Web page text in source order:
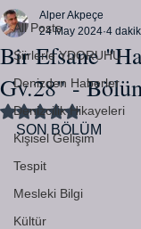
All Posts
Şiirlerle YDORUHU
Denizden Haberler
Denizcilik Hikayeleri
Kişisel Gelişim
Tespit
Mesleki Bilgi
Kültür
Bir Efsane
Gv.28" -
Alper Akpeçe
24 May 2024 4
5 üzerinden NaN
SON BÖLÜM